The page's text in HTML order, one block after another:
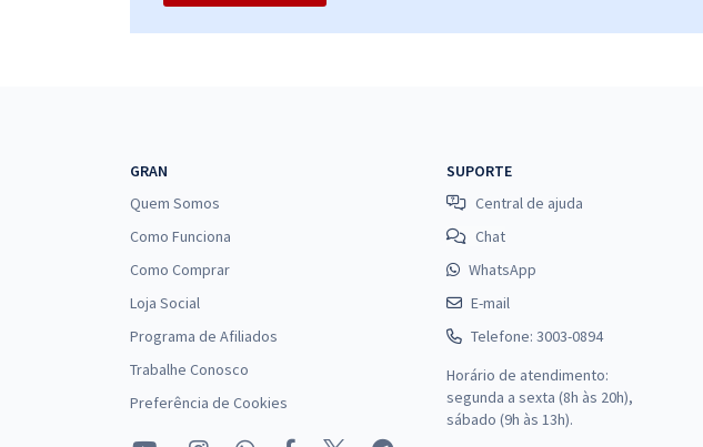
GRAN
Quem Somos
Como Funciona
Como Comprar
Loja Social
Programa de Afiliados
Trabalhe Conosco
Preferência de Cookies
SUPORTE
Central de ajuda
Chat
WhatsApp
E-mail
Telefone: 3003-0894
Horário de atendimento:
segunda a sexta (8h às 20h),
sábado (9h às 13h).